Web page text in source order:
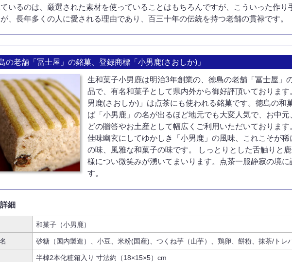
いるのは、厳選された素材を使っていることはもちろんですが、こういった作り
、長年多くの人に愛される理由であり、百三十年の伝統を持つ老舗の貫禄です。
の老舗「冨士屋」の銘菓、登録商標「小男鹿(さおしか)」
生和菓子小男鹿は明治3年創業の、徳島の老舗「冨士屋」
品で、有名和菓子として県内外から御好評頂いております
男鹿(さおしか)」は点茶にも使われる銘菓です。徳島の和
ば「小男鹿」の名が出るほど地元でも大変人気で、お中元
どの贈答やお土産として幅広くご利用いただいております
佳味幽玄にしてゆかしき「小男鹿」の風味、これこそが稀
の味、風雅な和菓子の味です。 しっとりとした舌触りと
様につい微笑みが湧いてまいります。点茶一服静寂の境に
す。
細
和菓子（小男鹿）
砂糖（国内製造）、小豆、米粉(国産)、つくね芋（山芋）、鶏卵、餅粉、抹茶/トレ
半棹2本化粧箱入り 寸法約（18×15×5）cm